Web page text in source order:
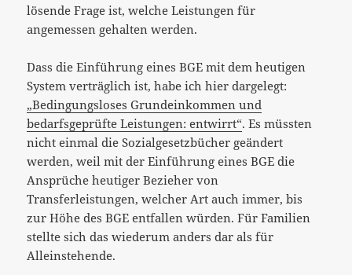
lösende Frage ist, welche Leistungen für
angemessen gehalten werden.
Dass die Einführung eines BGE mit dem heutigen
System verträglich ist, habe ich hier dargelegt:
„Bedingungsloses Grundeinkommen und
bedarfsgeprüfte Leistungen: entwirrt“. Es müssten
nicht einmal die Sozialgesetzbücher geändert
werden, weil mit der Einführung eines BGE die
Ansprüche heutiger Bezieher von
Transferleistungen, welcher Art auch immer, bis
zur Höhe des BGE entfallen würden. Für Familien
stellte sich das wiederum anders dar als für
Alleinstehende.